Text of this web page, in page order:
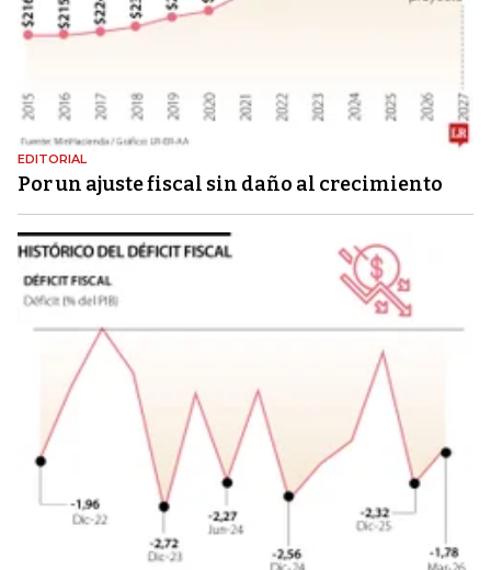
EDITORIAL
Por un ajuste fiscal sin daño al crecimiento